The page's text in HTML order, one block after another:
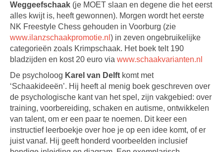
Weggeefschaak (je MOET slaan en degene die het eerst
alles kwijt is, heeft gewonnen). Morgen wordt het eerste
NK Freestyle Chess gehouden in Voorburg (zie
www.ilanzschaakpromotie.nl ) in zeven ongebruikelijke
categorieën zoals Krimpschaak. Het boek telt 190
bladzijden en kost 20 euro via www.schaakvarianten.nl
De psycholoog Karel van Delft komt met
‘Schaakideeën’. Hij heeft al menig boek geschreven over
de psychologische kant van het spel, zijn vakgebied: over
training, voorbereiding, schaken en autisme, ontwikkelen
van talent, om er een paar te noemen. Dit keer een
instructief leerboekje over hoe je op een idee komt, of er
juist vanaf. Hij geeft honderd voorbeelden inclusief